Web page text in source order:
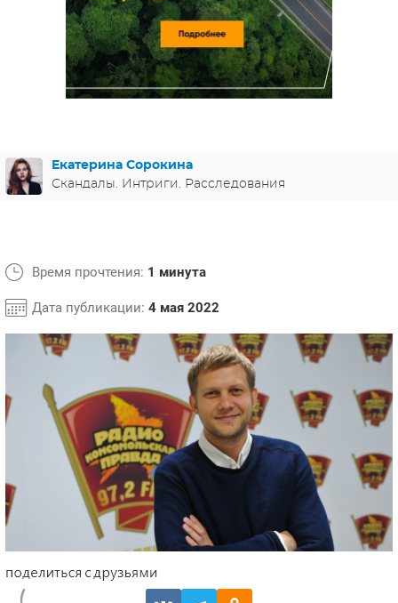
МЕЛОДРАМЫ
ИСПАНИЯ
ГЕРМАНИЯ
СВЕТСКИЕ НОВОСТИ
СПОЙЛЕРЫ ИЗ СЕРИАЛОВ
Екатерина Сорокина
Скандалы. Интриги. Расследования
Время прочтения: 1 минута
Дата публикации: 4 мая 2022